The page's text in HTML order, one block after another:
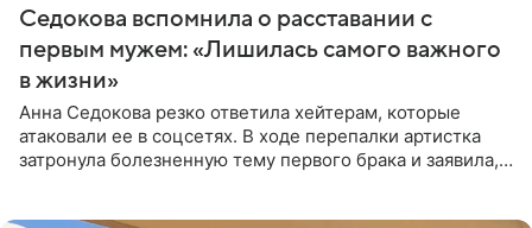
Седокова вспомнила о расставании с
первым мужем: «Лишилась самого важного
в жизни»
Анна Седокова резко ответила хейтерам, которые
атаковали ее в соцсетях. В ходе перепалки артистка
затронула болезненную тему первого брака и заявила,